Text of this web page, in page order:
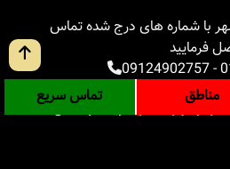
با شماره های درج شده تماس
فرمایید
-
09124902757
در نوشهر
خرید ویلا در شمال
مناطق تماس سریع